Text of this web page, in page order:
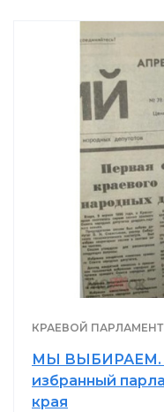
Стационар для
разместили на
08.08.2026 14:00
В Красноярске
жилых
08.08.2026 13:00
Барнаульский
рекорд России
В Хакасии
снизить цены на
КРАЕВОЙ ПАРЛАМЕНТ
МЫ ВЫБИРАЕМ.
избранный
края